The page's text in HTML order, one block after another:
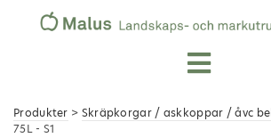
Produkter > Skräpkorgar / askkoppar / åvc
75L - S1